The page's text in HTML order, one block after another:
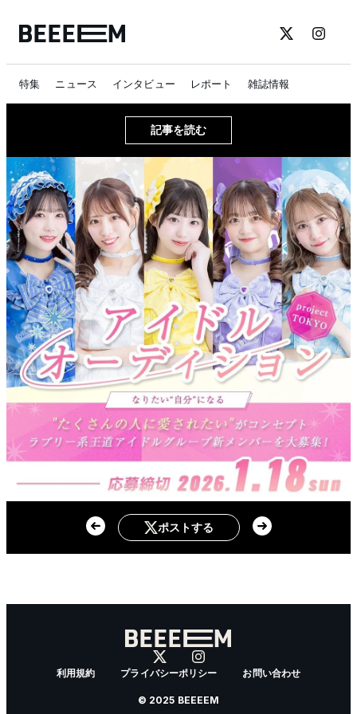
特集 ニュース インタビュー レポート 雑誌情報
記事を読む
ポストする
利用規約 プライバシーポリシー お問い合わせ
© 2025 BEEEEM